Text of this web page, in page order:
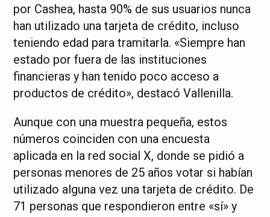
por Cashea, hasta 90% de sus usuarios nunca
han utilizado una tarjeta de crédito, incluso
teniendo edad para tramitarla. «Siempre han
estado por fuera de las instituciones
financieras y han tenido poco acceso a
productos de crédito», destacó Vallenilla.
Aunque con una muestra pequeña, estos
números coinciden con una encuesta
aplicada en la red social X, donde se pidió a
personas menores de 25 años votar si habían
utilizado alguna vez una tarjeta de crédito. De
71 personas que respondieron entre «sí» y